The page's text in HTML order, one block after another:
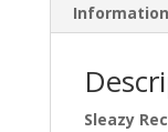
Sleazy